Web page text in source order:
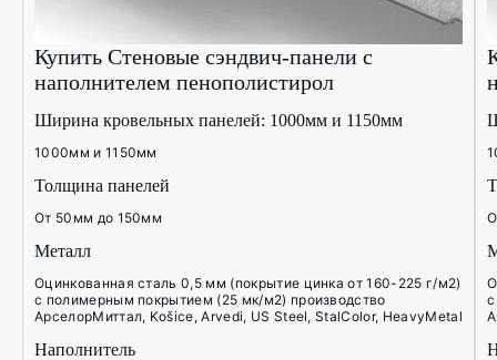
Купить Стеновые сэндвич-панели с
наполнителем пенополистирол
Ширина кровельных панелей: 1000мм и 1150мм
1000мм и 1150мм
Толщина панелей
От 50мм до 150мм
Металл
Оцинкованная сталь 0,5 мм (покрытие цинка от 160-225 г/м2)
с полимерным покрытием (25 мк/м2) производство
АрселорМиттал, Košice, Arvedi, US Steel, StalColor, HeavyMetal
Наполнитель